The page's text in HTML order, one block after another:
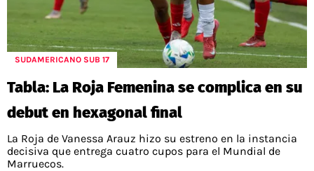
SUDAMERICANO SUB 17
Tabla: La Roja Femenina se complica en su
debut en hexagonal final
La Roja de Vanessa Arauz hizo su estreno en la instancia
decisiva que entrega cuatro cupos para el Mundial de
Marruecos.